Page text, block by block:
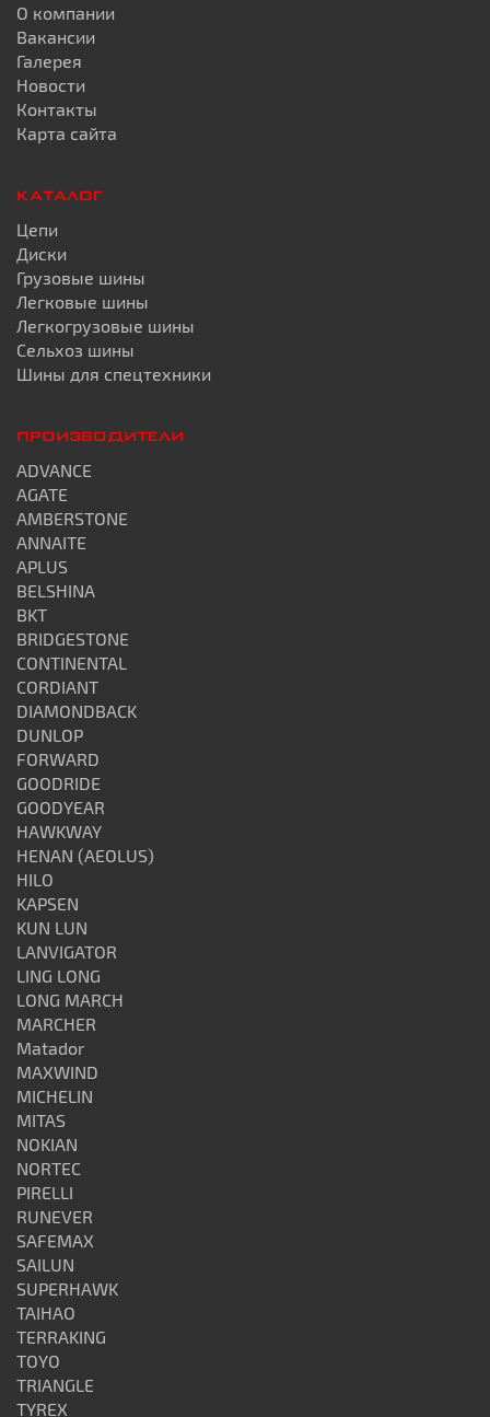
О компании
Вакансии
Галерея
Новости
Контакты
Карта сайта
КАТАЛОГ
Цепи
Диски
Грузовые шины
Легковые шины
Легкогрузовые шины
Сельхоз шины
Шины для спецтехники
ПРОИЗВОДИТЕЛИ
ADVANCE
AGATE
AMBERSTONE
ANNAITE
APLUS
BELSHINA
BKT
BRIDGESTONE
CONTINENTAL
CORDIANT
DIAMONDBACK
DUNLOP
FORWARD
GOODRIDE
GOODYEAR
HAWKWAY
HENAN (AEOLUS)
HILO
KAPSEN
KUN LUN
LANVIGATOR
LING LONG
LONG MARCH
MARCHER
Matador
MAXWIND
MICHELIN
MITAS
NOKIAN
NORTEC
PIRELLI
RUNEVER
SAFEMAX
SAILUN
SUPERHAWK
TAIHAO
TERRAKING
TOYO
TRIANGLE
TYREX